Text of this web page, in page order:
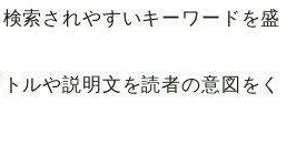
索されやすいキーワードを盛
ルや説明文を読者の意図をく